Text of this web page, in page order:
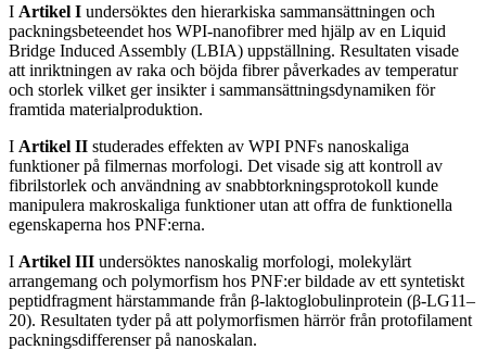
I Artikel I undersöktes den hierarkiska sammansättningen och
packningsbeteendet hos WPI-nanofibrer med hjälp av en Liquid
Bridge Induced Assembly (LBIA) uppställning. Resultaten visade
att inriktningen av raka och böjda fibrer påverkades av temperatur
och storlek vilket ger insikter i sammansättningsdynamiken för
framtida materialproduktion.
I Artikel II studerades effekten av WPI PNFs nanoskaliga
funktioner på filmernas morfologi. Det visade sig att kontroll av
fibrilstorlek och användning av snabbtorkningsprotokoll kunde
manipulera makroskaliga funktioner utan att offra de funktionella
egenskaperna hos PNF:erna.
I Artikel III undersöktes nanoskalig morfologi, molekylärt
arrangemang och polymorfism hos PNF:er bildade av ett syntetiskt
peptidfragment härstammande från β-laktoglobulinprotein (β-LG11–
20). Resultaten tyder på att polymorfismen härrör från protofilament
packningsdifferenser på nanoskalan.